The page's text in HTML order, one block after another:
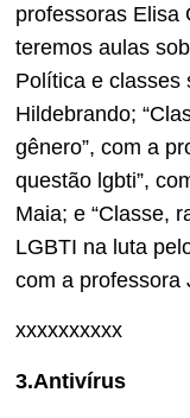
professoras Elisa
teremos aulas
Política e classes
Hildebrando;
gênero”, com a
questão lgbti”,
Maia; e “Classe,
LGBTI na luta
com a professora
xxxxxxxxxx
3.Antivírus